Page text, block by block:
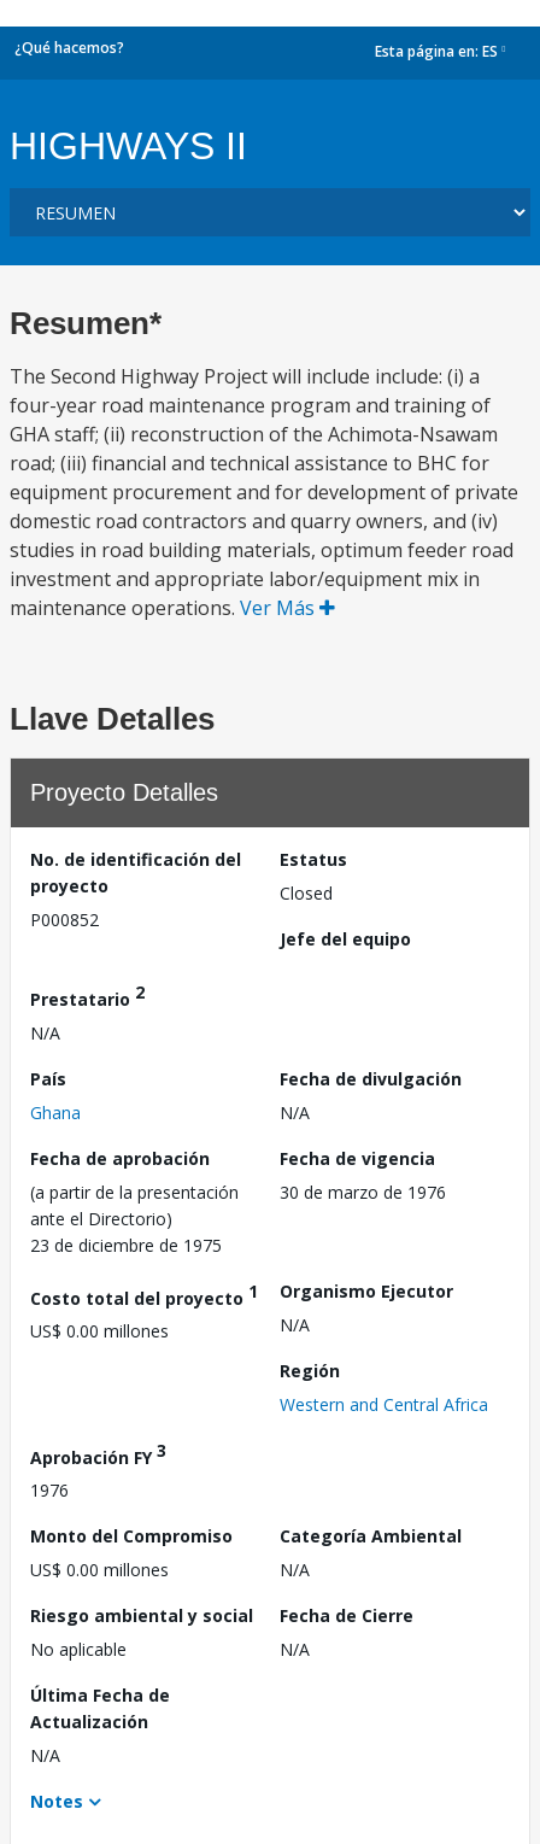
¿Qué hacemos? Esta página en: ES
HIGHWAYS II
Resumen*
The Second Highway Project will include include: (i) a
four-year road maintenance program and training of
GHA staff; (ii) reconstruction of the Achimota-Nsawam
road; (iii) financial and technical assistance to BHC for
equipment procurement and for development of private
domestic road contractors and quarry owners, and (iv)
studies in road building materials, optimum feeder road
investment and appropriate labor/equipment mix in
maintenance operations. Ver Más
Llave Detalles
Proyecto Detalles
No. de identificación del
proyecto
P000852
Estatus
Closed
Jefe del equipo
Prestatario 2
N/A
País
Ghana
Fecha de divulgación
N/A
Fecha de aprobación
(a partir de la presentación
ante el Directorio)
23 de diciembre de 1975
Fecha de vigencia
30 de marzo de 1976
Costo total del proyecto 1
US$ 0.00 millones
Organismo Ejecutor
N/A
Región
Western and Central Africa
Aprobación FY3
1976
Monto del Compromiso
US$ 0.00 millones
Categoría Ambiental
N/A
Riesgo ambiental y social
No aplicable
Fecha de Cierre
N/A
Última Fecha de
Actualización
N/A
Notes